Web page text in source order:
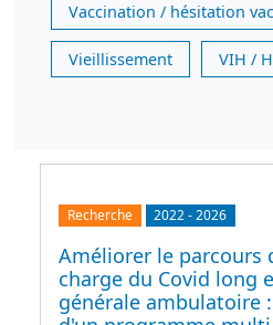
Vaccination / hésitation
Vieillissement VIH /
Recherche 2022-2026
Améliorer le parcours
charge du Covid long
générale ambulatoire